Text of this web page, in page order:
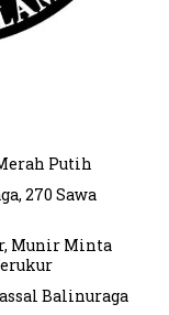
Putih
270 Sawa
Munir Minta
Balinuraga